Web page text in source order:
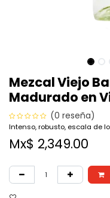
Mezcal Viejo
Madurado en
(0 reseña)
Intenso, robusto, escala de
Mx$ 2,349.00